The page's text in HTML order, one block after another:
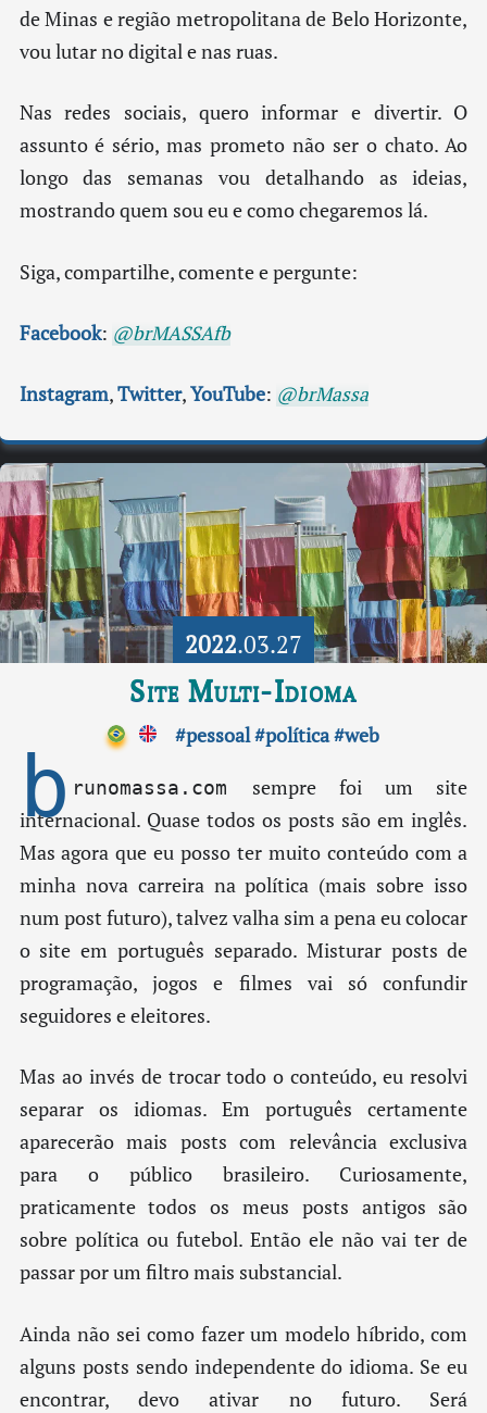
de Minas e região metropolitana de Belo Horizonte,
vou lutar no digital e nas ruas.
Nas redes sociais, quero informar e divertir. O
assunto é sério, mas prometo não ser o chato. Ao
longo das semanas vou detalhando as ideias,
mostrando quem sou eu e como chegaremos lá.
Siga, compartilhe, comente e pergunte:
Facebook: @brMASSAfb
Instagram,Twitter,YouTube: @brMassa
2022.03.27
Site Multi-Idioma
#pessoal#política#web
b runomassa.com
sempre foi um site
internacional. Quase todos os posts são em inglês.
Mas agora que eu posso ter muito conteúdo com a
minha nova carreira na política (mais sobre isso
num post futuro), talvez valha sim a pena eu colocar
o site em português separado. Misturar posts de
programação, jogos e filmes vai só confundir
seguidores e eleitores.
Mas ao invés de trocar todo o conteúdo, eu resolvi
separar os idiomas. Em português certamente
aparecerão mais posts com relevância exclusiva
para o público brasileiro. Curiosamente,
praticamente todos os meus posts antigos são
sobre política ou futebol. Então ele não vai ter de
passar por um filtro mais substancial.
Ainda não sei como fazer um modelo híbrido, com
alguns posts sendo independente do idioma. Se eu
encontrar, devo ativar no futuro. Será